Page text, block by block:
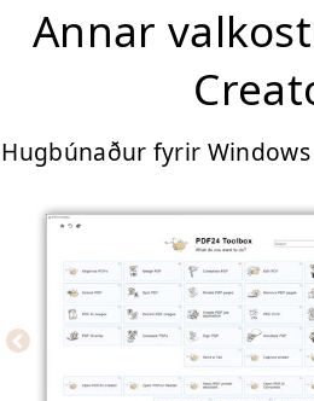
Annar
Hugbúnaður fyrir